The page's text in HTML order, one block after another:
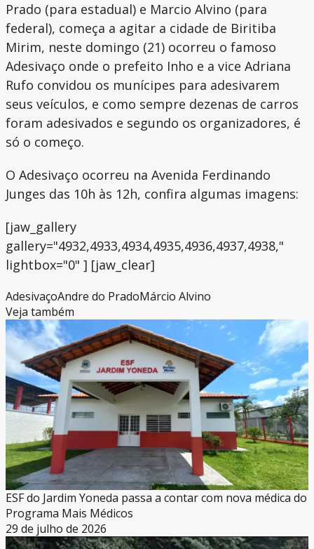
Prado (para estadual) e Marcio Alvino (para
federal), começa a agitar a cidade de Biritiba
Mirim, neste domingo (21) ocorreu o famoso
Adesivaço onde o prefeito Inho e a vice Adriana
Rufo convidou os munícipes para adesivarem
seus veículos, e como sempre dezenas de carros
foram adesivados e segundo os organizadores, é
só o começo.
O Adesivaço ocorreu na Avenida Ferdinando
Junges das 10h às 12h, confira algumas imagens:
[jaw_gallery
gallery="4932,4933,4934,4935,4936,4937,4938,"
lightbox="0" ] [jaw_clear]
AdesivaçoAndre do PradoMárcio Alvino
Veja também
ESF do Jardim Yoneda passa a contar com nova médica do
Programa Mais Médicos
29 de julho de 2026